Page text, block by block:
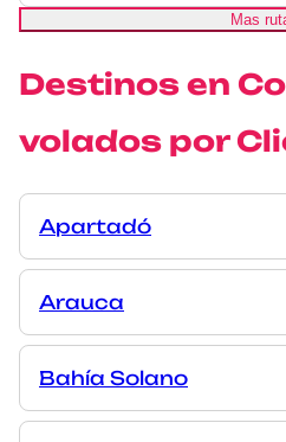
Mas
Destinos en
volados por
Apartadó
Arauca
Bahía Solano